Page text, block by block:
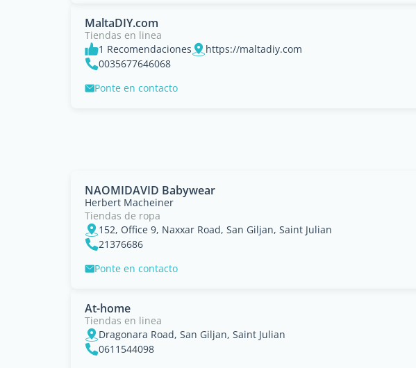
MaltaDIY.com
Tiendas en linea
1 Recomendaciones
https://maltadiy.com
0035677646068
Ponte en contacto
NAOMIDAVID Babywear
Herbert Macheiner
Tiendas de ropa
152, Office 9, Naxxar Road, San Giljan, Saint Julian
21376686
Ponte en contacto
At-home
Tiendas en linea
Dragonara Road, San Giljan, Saint Julian
0611544098